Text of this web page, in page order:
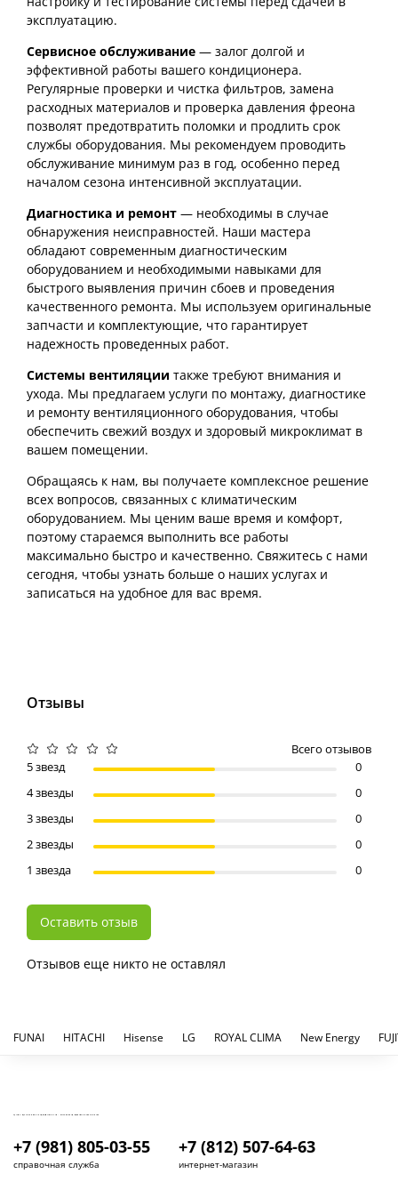
эксплуатацию.
Сервисное обслуживание — залог долгой и
эффективной работы вашего кондиционера.
Регулярные проверки и чистка фильтров, замена
расходных материалов и проверка давления фреона
позволят предотвратить поломки и продлить срок
службы оборудования. Мы рекомендуем проводить
обслуживание минимум раз в год, особенно перед
началом сезона интенсивной эксплуатации.
Диагностика и ремонт — необходимы в случае
обнаружения неисправностей. Наши мастера
обладают современным диагностическим
оборудованием и необходимыми навыками для
быстрого выявления причин сбоев и проведения
качественного ремонта. Мы используем оригинальные
запчасти и комплектующие, что гарантирует
надежность проведенных работ.
Системы вентиляции также требуют внимания и
ухода. Мы предлагаем услуги по монтажу, диагностике
и ремонту вентиляционного оборудования, чтобы
обеспечить свежий воздух и здоровый микроклимат в
вашем помещении.
Обращаясь к нам, вы получаете комплексное решение
всех вопросов, связанных с климатическим
оборудованием. Мы ценим ваше время и комфорт,
поэтому стараемся выполнить все работы
максимально быстро и качественно. Свяжитесь с нами
сегодня, чтобы узнать больше о наших услугах и
записаться на удобное для вас время.
Отзывы
Отзывов еще никто не оставлял
Всего отзывов
5 звезд
0
4 звезды
0
3 звезды
0
2 звезды
0
1 звезда
0
Оставить отзыв
FUNAI HITACHI Hisense LG ROYAL CLIMA New Energy
+7 (981) 805-03-55
справочная служба
+7 (812) 507-64-63
интернет-магазин